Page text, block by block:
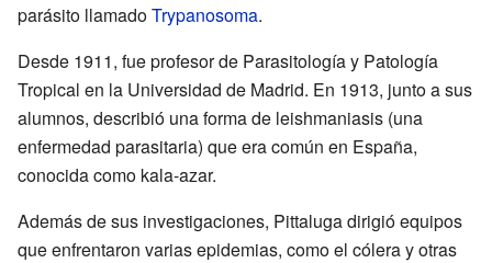
parásito llamadoTrypanosoma.
Desde 1911, fue profesor de Parasitología y Patología
Tropical en la Universidad de Madrid. En 1913, junto a sus
alumnos, describió una forma de leishmaniasis (una
enfermedad parasitaria) que era común en España,
conocida como kala-azar.
Además de sus investigaciones, Pittaluga dirigió equipos
que enfrentaron varias epidemias, como el cólera y otras